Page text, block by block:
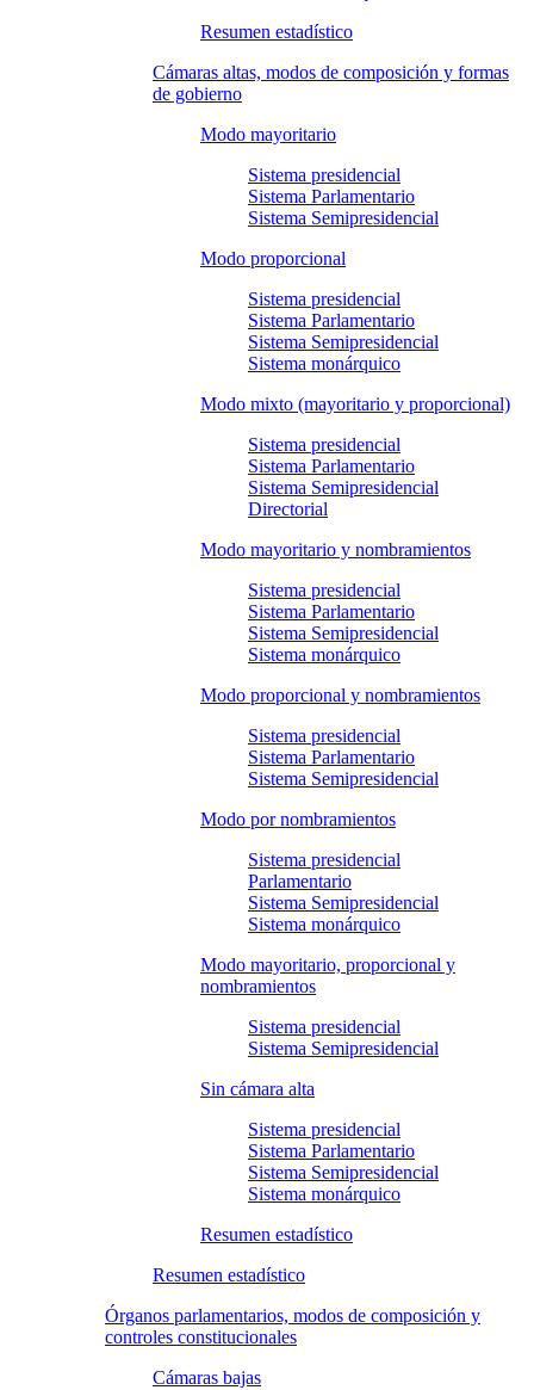
Resumen estadístico
Cámaras altas, modos de composición y formas
de gobierno
Modo mayoritario
Sistema presidencial
Sistema Parlamentario
Sistema Semipresidencial
Modo proporcional
Sistema presidencial
Sistema Parlamentario
Sistema Semipresidencial
Sistema monárquico
Modo mixto (mayoritario y proporcional)
Sistema presidencial
Sistema Parlamentario
Sistema Semipresidencial
Directorial
Modo mayoritario y nombramientos
Sistema presidencial
Sistema Parlamentario
Sistema Semipresidencial
Sistema monárquico
Modo proporcional y nombramientos
Sistema presidencial
Sistema Parlamentario
Sistema Semipresidencial
Modo por nombramientos
Sistema presidencial
Parlamentario
Sistema Semipresidencial
Sistema monárquico
Modo mayoritario, proporcional y
nombramientos
Sistema presidencial
Sistema Semipresidencial
Sin cámara alta
Sistema presidencial
Sistema Parlamentario
Sistema Semipresidencial
Sistema monárquico
Resumen estadístico
Resumen estadístico
Órganos parlamentarios, modos de composición y
controles constitucionales
Cámaras bajas